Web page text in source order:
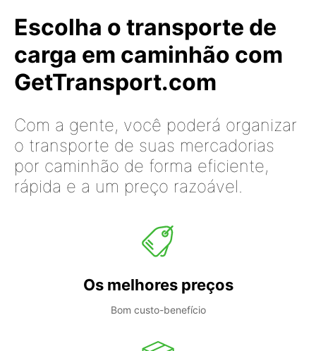
Escolha o transporte de
carga em caminhão com
GetTransport.com
Com a gente, você poderá organizar
o transporte de suas mercadorias
por caminhão de forma eficiente,
rápida e a um preço razoável.
Os melhores preços
Bom custo-benefício